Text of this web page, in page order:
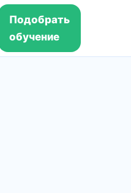
Подобрать
обучение